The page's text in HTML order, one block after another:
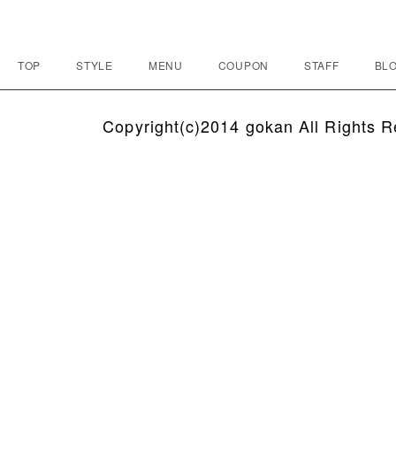
TOP STYLE MENU COUPON STAFF
Copyright(c)2014 gokan All Rights